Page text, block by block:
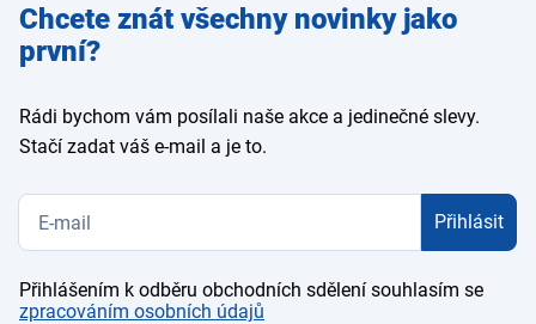
Zadejte
e-mail
Chcete znát všechny novinky jako
první?
Rádi bychom vám posílali naše akce a jedinečné slevy.
Stačí zadat váš e-mail a je to.
Přihlásit
Přihlášením k odběru obchodních sdělení souhlasím se
zpracováním osobních údajů